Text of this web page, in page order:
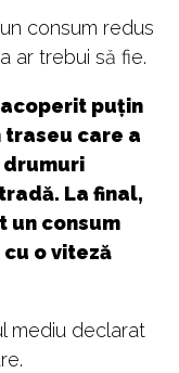
consum redus
ar trebui să fie.
puțin
traseu care a
drumuri
La final,
un consum
o viteză
mediu declarat